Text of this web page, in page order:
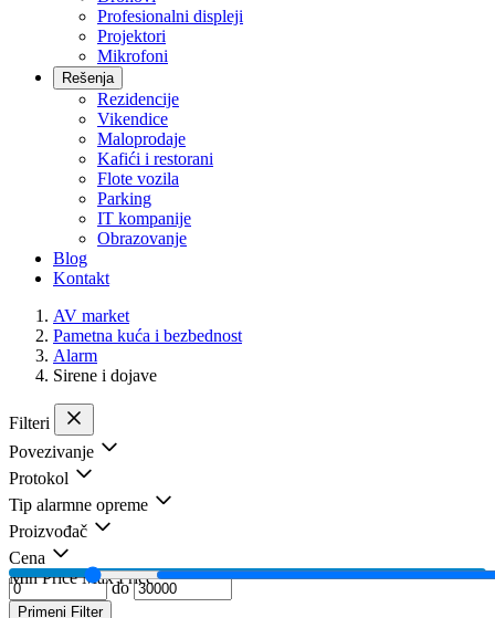
Profesionalni displeji
Projektori
Mikrofoni
Rešenja
Rezidencije
Vikendice
Maloprodaje
Kafići i restorani
Flote vozila
Parking
IT kompanije
Obrazovanje
Blog
Kontakt
AV market
Pametna kuća i bezbednost
Alarm
Sirene i dojave
Filteri
Povezivanje
Protokol
Tip alarmne opreme
Proizvođač
Cena
Min Price Max Price
do
Primeni Filter